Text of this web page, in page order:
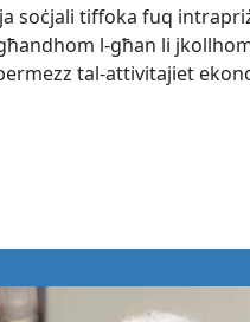
soċjali tiffoka fuq
l-għan li
tal-attivitajiet